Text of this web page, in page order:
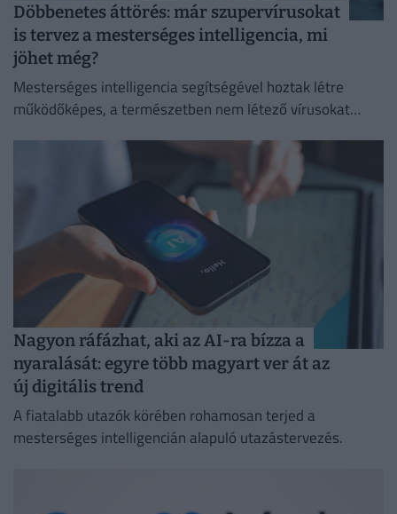
Döbbenetes áttörés: már szupervírusokat
is tervez a mesterséges intelligencia, mi
jöhet még?
Mesterséges intelligencia segítségével hoztak létre
működőképes, a természetben nem létező vírusokat
Nagyon ráfázhat, aki az AI-ra bízza a
nyaralását: egyre több magyart ver át az
új digitális trend
A fiatalabb utazók körében rohamosan terjed a
mesterséges intelligencián alapuló utazástervezés.